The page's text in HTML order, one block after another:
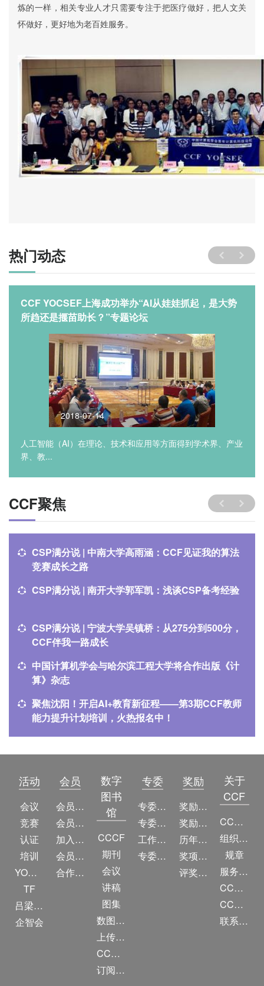
炼的一样，相关专业人才只需要专注于把医疗做好，把人文关
怀做好，更好地为老百姓服务。
热门动态
CCF YOCSEF上海成功举办“AI从娃娃抓起，是大势
所趋还是揠苗助长？”专题论坛
2018-07-14
人工智能（AI）在理论、技术和应用等方面得到学术界、产业
界、教...
CCF聚焦
CSP满分说 | 中南大学高雨涵：CCF见证我的算法
竞赛成长之路
CSP满分说 | 南开大学郭军凯：浅谈CSP备考经验
CSP满分说 | 宁波大学吴镇桥：从275分到500分，
CCF伴我一路成长
中国计算机学会与哈尔滨工程大学将合作出版《计
算》杂志
聚焦沈阳！开启AI+教育新征程——第3期CCF教师
能力提升计划培训，火热报名中！
活动
会议
竞赛
认证
培训
YOCSEF
TF
吕梁振兴
企智会
会员
会员简介
会员权益
加入CCF
会员交费
合作伙伴
数字
图书
馆
CCCF
期刊
会议
讲稿
图集
数图编审委员会
上传/发布作品
CCF DL Focus
订阅《计算》
专委
专委简介
专委条例
工作问答
专委名单
奖励
奖励动态
奖励目录
历年获奖名单
奖项推荐
评奖条例
关于
CCF
CCF简介
组织机构
规章
服务项目
CCF大事记
CCF创建60周年
联系我们